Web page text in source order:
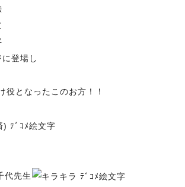
登場し
役となったこのお方！！
代先生